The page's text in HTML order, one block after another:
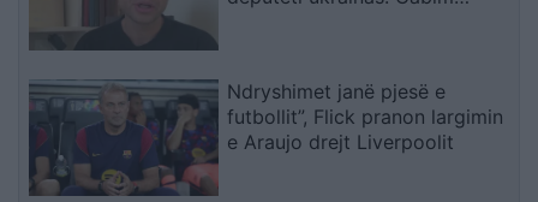
Ndryshimet janë pjesë e
futbollit”, Flick pranon largimin
e Araujo drejt Liverpoolit